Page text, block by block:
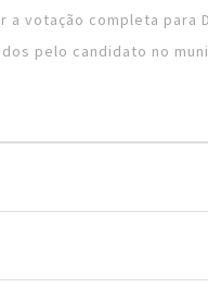
a votação completa para
pelo candidato no